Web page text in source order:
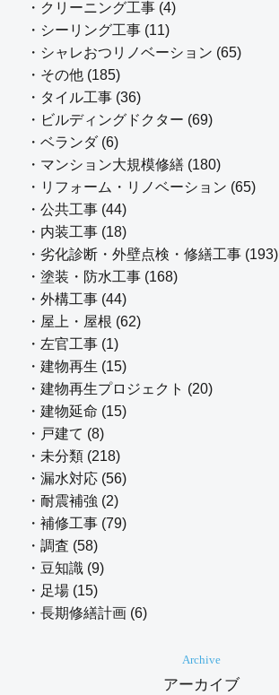
・クリーニング工事 (4)
・シーリング工事 (11)
・シャレおつリノベーション (65)
・その他 (185)
・タイル工事 (36)
・ビルディングドクター (69)
・ベランダ (6)
・マンション大規模修繕 (180)
・リフォーム・リノベーション (65)
・公共工事 (44)
・内装工事 (18)
・劣化診断・外壁点検・修繕工事 (193)
・塗装・防水工事 (168)
・外構工事 (44)
・屋上・屋根 (62)
・左官工事 (1)
・建物再生 (15)
・建物再生プロジェクト (20)
・建物延命 (15)
・戸建て (8)
・未分類 (218)
・漏水対応 (56)
・耐震補強 (2)
・補修工事 (79)
・調査 (58)
・豆知識 (9)
・足場 (15)
・長期修繕計画 (6)
Archive
アーカイブ